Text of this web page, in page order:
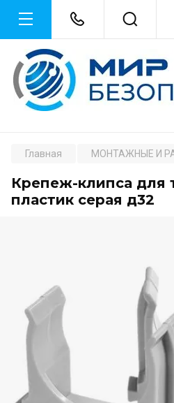
Главная МОНТАЖНЫЕ И
Крепеж-клипса для
пластик серая д32